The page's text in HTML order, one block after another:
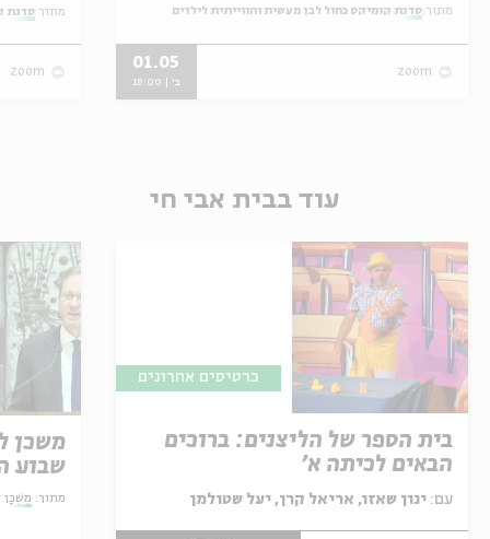
מתוך:סדנת קומיקס כחול לבן מעשית וחווייתית לילדים
zoom
01.05
ב' | 18:00
מתוך:סדנת
zoom
עוד בבית אבי חי
כרטיסים אחרונים
בית הספר של הליצנים: ברוכים
הבאים לכיתה א'
עם: ינון שאזו, אריאל קרן, יעל שטולמן
שבוע
שאול
מתוך: מִשְׁכָּן